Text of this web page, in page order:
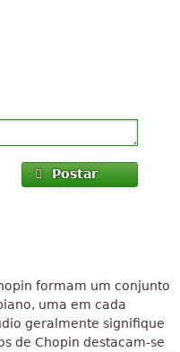
Postar
formam um conjunto
uma em cada
geralmente signifique
de Chopin destacam-se